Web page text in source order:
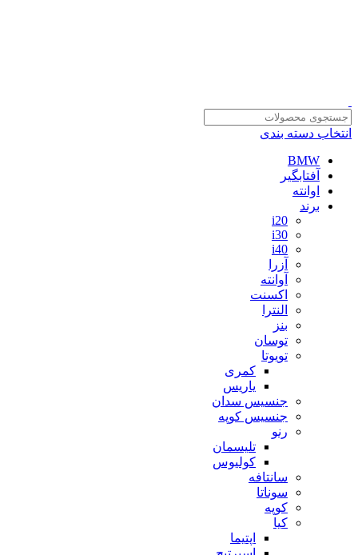
انتخاب دسته بندی
BMW
آفتابگیر
اوانته
برند
i20
i30
i40
آزرا
آوانته
اکسنت
النترا
بنز
توسان
تویوتا
کمری
یاریس
جنسیس سدان
جنسیس کوپه
رنو
تلیسمان
کولیوس
سانتافه
سوناتا
کوپه
کیا
اپتیما